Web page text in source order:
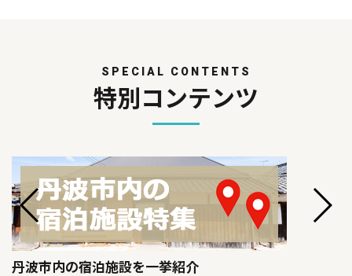
SPECIAL CONTENTS
特別コンテンツ
丹波市内の宿泊施設を一挙紹介